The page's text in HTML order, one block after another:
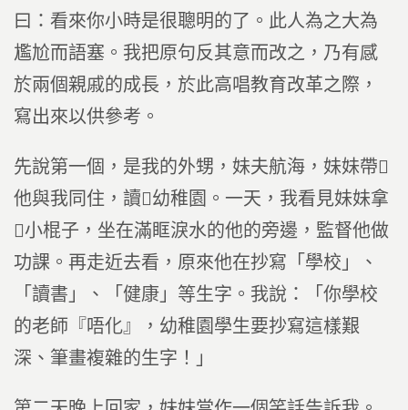
曰：看來你小時是很聰明的了。此人為之大為
尷尬而語塞。我把原句反其意而改之，乃有感
於兩個親戚的成長，於此高唱教育改革之際，
寫出來以供參考。
先說第一個，是我的外甥，妹夫航海，妹妹帶
他與我同住，讀幼稚園。一天，我看見妹妹拿
小棍子，坐在滿眶淚水的他的旁邊，監督他做
功課。再走近去看，原來他在抄寫「學校」、
「讀書」、「健康」等生字。我說：「你學校
的老師『唔化』，幼稚園學生要抄寫這樣艱
深、筆畫複雜的生字！」